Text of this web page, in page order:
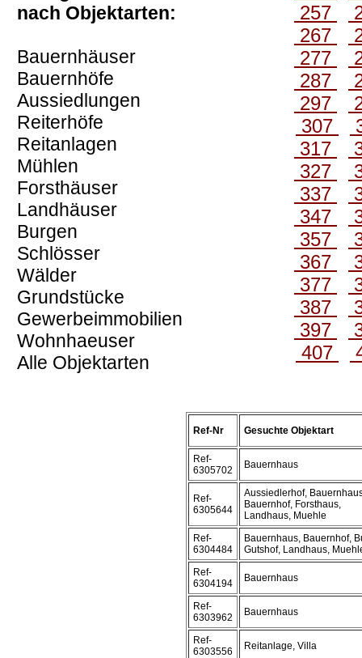
nach Objektarten:
Bauernhäuser
Bauernhöfe
Aussiedlungen
Reiterhöfe
Reitanlagen
Mühlen
Forsthäuser
Landhäuser
Burgen
Schlösser
Wälder
Grundstücke
Gewerbeimmobilien
Wohnhaeuser
Alle Objektarten
257
267
277
287
297
307
317
327
337
347
357
367
377
387
397
407
Ref-Nr Gesuchte Objektart
Ref-
6305702
Bauernhaus
Ref-
6305644
Aussiedlerhof,
Bauernhof, Forsthaus,
Landhaus, Muehle
Ref-
6304484
Bauernhaus, Bauernhof,
Gutshof, Landhaus,
Ref-
6304194
Bauernhaus
Ref-
6303962
Bauernhaus
Ref-
6303556
Reitanlage, Villa